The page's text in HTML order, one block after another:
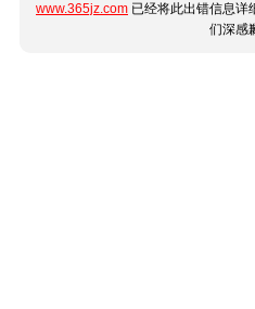
www.365jz.com 已经将此出错信息详
们深感